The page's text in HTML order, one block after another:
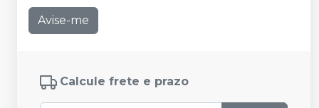
Avise-me
Calcule frete e prazo